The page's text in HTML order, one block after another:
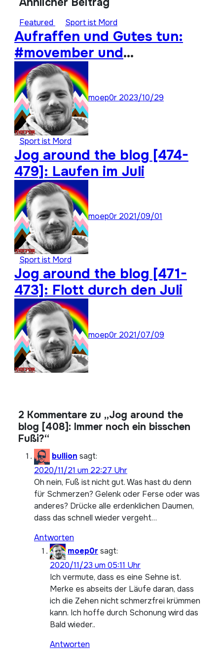
Featured Sport ist Mord
Aufraffen und Gutes tun:
#movember und
#moep0rthon 2023
moep0r 2023/10/29
Sport ist Mord
Jog around the blog [474-
479]: Laufen im Juli
moep0r 2021/09/01
Sport ist Mord
Jog around the blog [471-
473]: Flott durch den Juli
moep0r 2021/07/09
2 Kommentare zu „Jog around the
blog [408]: Immer noch ein bisschen
Fußi?“
bullion sagt:
2020/11/21 um 22:27 Uhr
Oh nein, Fuß ist nicht gut. Was hast du denn
für Schmerzen? Gelenk oder Ferse oder was
anderes? Drücke alle erdenklichen Daumen,
dass das schnell wieder vergeht…
Antworten
moep0r sagt:
2020/11/23 um 05:11 Uhr
Ich vermute, dass es eine Sehne ist.
Merke es abseits der Läufe daran, dass
ich die Zehen nicht schmerzfrei krümmen
kann. Ich hoffe durch Schonung wird das
Bald wieder..
Antworten